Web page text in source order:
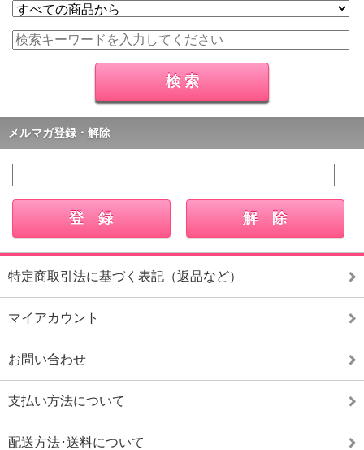
メルマガ登録・解除
特定商取引法に基づく表記（返品など）
マイアカウント
お問い合わせ
支払い方法について
配送方法･送料について